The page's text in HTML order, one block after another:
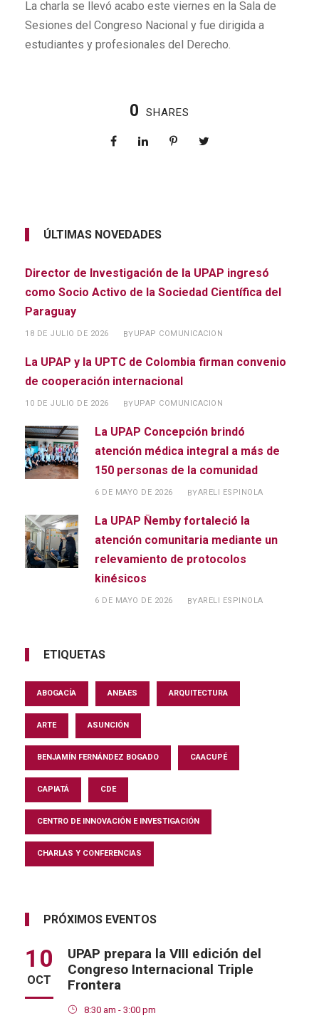
La charla se llevó acabo este viernes en la Sala de
Sesiones del Congreso Nacional y fue dirigida a
estudiantes y profesionales del Derecho.
0 SHARES
ÚLTIMAS NOVEDADES
Director de Investigación de la UPAP ingresó
como Socio Activo de la Sociedad Científica del
Paraguay
18 DE JULIO DE 2026 BYUPAP COMUNICACION
La UPAP y la UPTC de Colombia firman convenio
de cooperación internacional
10 DE JULIO DE 2026 BYUPAP COMUNICACION
La UPAP Concepción brindó
atención médica integral a más de
150 personas de la comunidad
6 DE MAYO DE 2026 BYARELI ESPINOLA
La UPAP Ñemby fortaleció la
atención comunitaria mediante un
relevamiento de protocolos
kinésicos
6 DE MAYO DE 2026 BYARELI ESPINOLA
ETIQUETAS
ABOGACÍA ANEAES ARQUITECTURA
ARTE ASUNCIÓN
BENJAMÍN FERNÁNDEZ BOGADO CAACUPÉ
CAPIATÁ CDE
CENTRO DE INNOVACIÓN E INVESTIGACIÓN
CHARLAS Y CONFERENCIAS
PRÓXIMOS EVENTOS
10
OCT
UPAP prepara la VIII edición del
Congreso Internacional Triple
Frontera
8:30 am - 3:00 pm